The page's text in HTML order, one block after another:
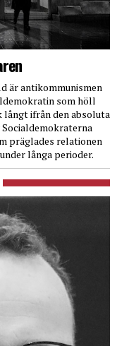
är antikommunismen
som höll
långt ifrån den absoluta
präglades relationen
långa perioder.